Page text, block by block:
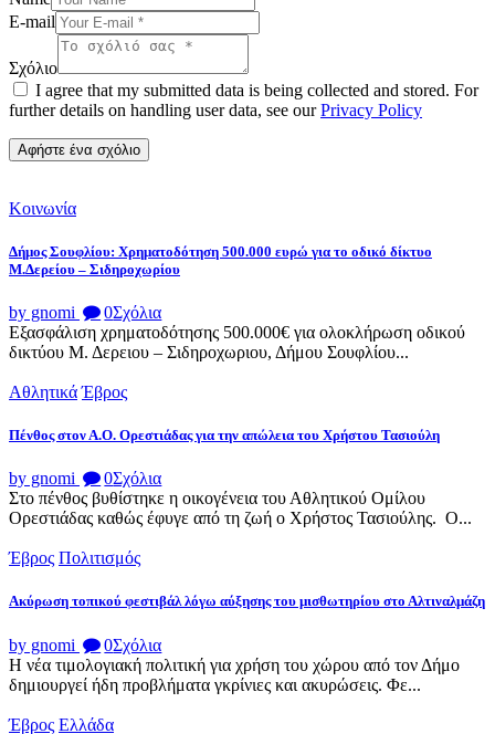
E-mail
Σχόλιο
I agree that my submitted data is being collected and stored. For
further details on handling user data, see ourPrivacy Policy
Κοινωνία
Δήμος Σουφλίου: Χρηματοδότηση 500.000 ευρώ για το οδικό δίκτυο
Μ.Δερείου – Σιδηροχωρίου
by gnomi 0Σχόλια
Εξασφάλιση χρηματοδότησης 500.000€ για ολοκλήρωση οδικού
δικτύου Μ. Δερειου – Σιδηροχωριου, Δήμου Σουφλίου...
Αθλητικά Έβρος
Πένθος στον Α.Ο. Ορεστιάδας για την απώλεια του Χρήστου Τασιούλη
by gnomi 0Σχόλια
Στο πένθος βυθίστηκε η οικογένεια του Αθλητικού Ομίλου
Ορεστιάδας καθώς έφυγε από τη ζωή ο Χρήστος Τασιούλης. Ο...
Έβρος Πολιτισμός
Ακύρωση τοπικού φεστιβάλ λόγω αύξησης του μισθωτηρίου στο Αλτιναλμάζη
by gnomi 0Σχόλια
Η νέα τιμολογιακή πολιτική για χρήση του χώρου από τον Δήμο
δημιουργεί ήδη προβλήματα γκρίνιες και ακυρώσεις. Φε...
Έβρος Ελλάδα